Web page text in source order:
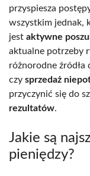
przyspiesza
wszystkim jednak,
jest aktywne
aktualne potrzeby
różnorodne
czy sprzedaż
przyczynić się do
rezultatów.
Jakie są
pieniędzy?